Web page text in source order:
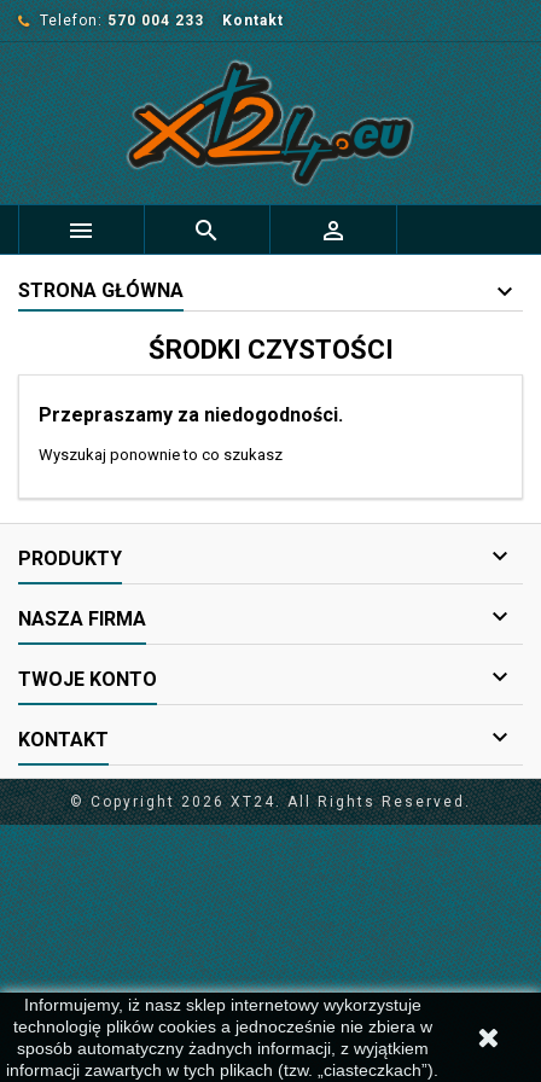
Telefon: 570 004 233 Kontakt
  
STRONA GŁÓWNA
ŚRODKI CZYSTOŚCI
Przepraszamy za niedogodności.
Wyszukaj ponownie to co szukasz
PRODUKTY 
NASZA FIRMA 
TWOJE KONTO 
KONTAKT 
Informujemy, iż nasz sklep internetowy wykorzystuje
technologię plików cookies a jednocześnie nie zbiera w
sposób automatyczny żadnych informacji, z wyjątkiem
informacji zawartych w tych plikach (tzw. „ciasteczkach”).
© Copyright 2026 XT24. All Rights Reserved.